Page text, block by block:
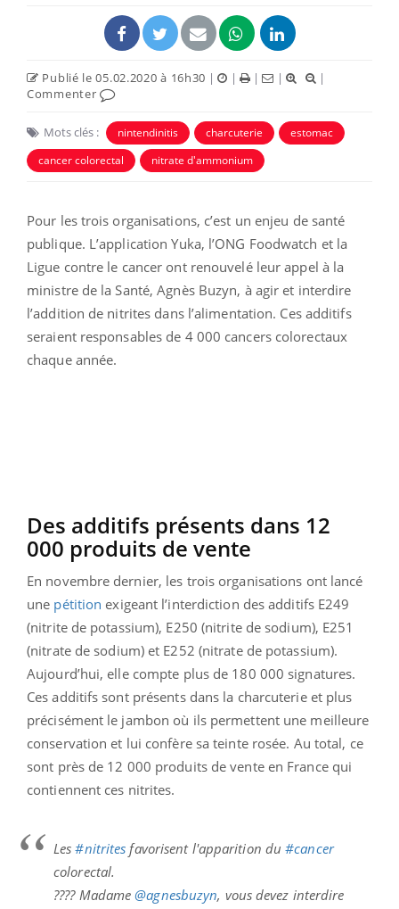
Publié le 05.02.2020 à 16h30 | | | |
|
Commenter
Mots clés : nintendinitis charcuterie
estomac
cancer colorectal
nitrate d'ammonium
Pour les trois organisations, c’est un enjeu de santé
publique. L’application Yuka, l’ONG Foodwatch et la
Ligue contre le cancer ont renouvelé leur appel à la
ministre de la Santé, Agnès Buzyn, à agir et interdire
l’addition de nitrites dans l’alimentation. Ces additifs
seraient responsables de 4 000 cancers colorectaux
chaque année.
Des additifs présents dans 12
000 produits de vente
En novembre dernier, les trois organisations ont lancé
une pétition exigeant l’interdiction des additifs E249
(nitrite de potassium), E250 (nitrite de sodium), E251
(nitrate de sodium) et E252 (nitrate de potassium).
Aujourd’hui, elle compte plus de 180 000 signatures.
Ces additifs sont présents dans la charcuterie et plus
précisément le jambon où ils permettent une meilleure
conservation et lui confère sa teinte rosée. Au total, ce
sont près de 12 000 produits de vente en France qui
contiennent ces nitrites.
Les#nitrites favorisent l'apparition du#cancer
colorectal.
???? Madame@agnesbuzyn, vous devez interdire